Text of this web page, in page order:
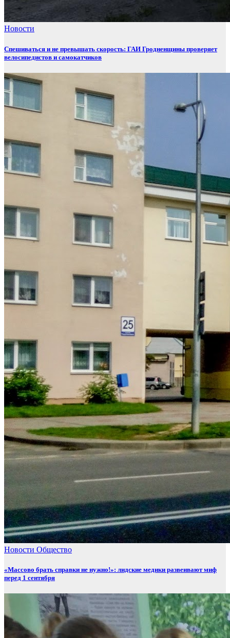
Новости
Спешиваться и не превышать скорость: ГАИ Гродненщины проверяет
велосипедистов и самокатчиков
Новости Общество
«Массово брать справки не нужно!»: лидские медики развеивают миф
перед 1 сентября